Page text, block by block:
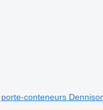
conteneurs